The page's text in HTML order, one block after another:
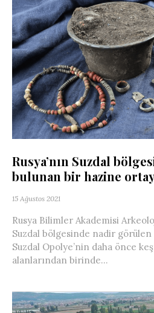
Rusya’nın Suzdal
bulunan bir hazine
15 Ağustos 2021
Rusya Bilimler Akademisi
Suzdal bölgesinde nadir
Suzdal Opolye’nin daha önce
alanlarından birinde...